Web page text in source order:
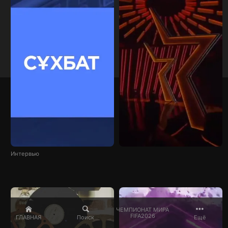
ГЛАВНАЯ Поиск
ЧЕМПИОНАТ МИРА
FIFA2026
Ещё
Интервью